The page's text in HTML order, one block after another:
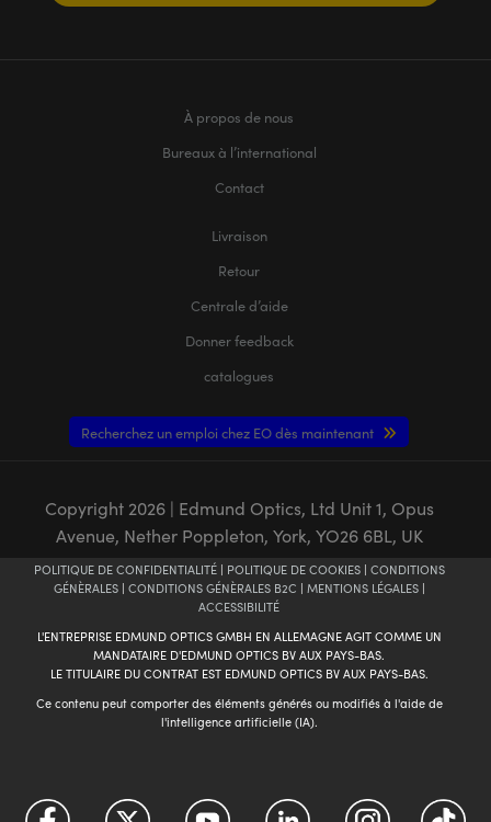
À propos de nous
Bureaux à l’international
Contact
Livraison
Retour
Centrale d’aide
Donner feedback
catalogues
Recherchez un emploi chez EO dès maintenant
Copyright 2026| Edmund Optics, Ltd Unit 1, Opus
Avenue, Nether Poppleton, York, YO26 6BL, UK
POLITIQUE DE CONFIDENTIALITÉ| POLITIQUE DE COOKIES| CONDITIONS
GÉNÈRALES| CONDITIONS GÉNÈRALES B2C | MENTIONS LÉGALES|
ACCESSIBILITÉ
L'ENTREPRISE EDMUND OPTICS GMBH EN ALLEMAGNE AGIT COMME UN
MANDATAIRE D'EDMUND OPTICS BV AUX PAYS-BAS.
LE TITULAIRE DU CONTRAT EST EDMUND OPTICS BV AUX PAYS-BAS.
Ce contenu peut comporter des éléments générés ou modifiés à l'aide de
l'intelligence artificielle (IA).